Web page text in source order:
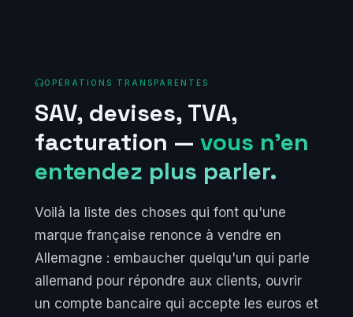
OPÉRATIONS TRANSPARENTES
SAV, devises, TVA,
facturation — vous n'en
entendez plus parler.
Voilà la liste des choses qui font qu'une
marque française renonce à vendre en
Allemagne : embaucher quelqu'un qui parle
allemand pour répondre aux clients, ouvrir
un compte bancaire qui accepte les euros et